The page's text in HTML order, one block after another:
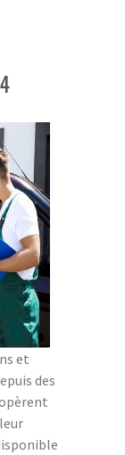
et
des